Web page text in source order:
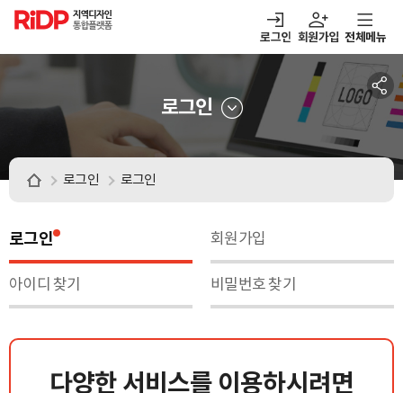
RiDP 지역디자인
통합플랫폼
로그인 회원가입
열기 알림마당
열기 아이디어뱅크
전체메뉴
로그인
로그인 로그인
로그인 회원가입
아이디 찾기 비밀번호 찾기
다양한 서비스를 이용하시려면